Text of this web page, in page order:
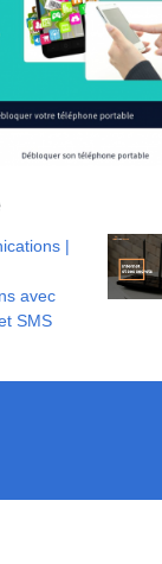
|
avec
SMS